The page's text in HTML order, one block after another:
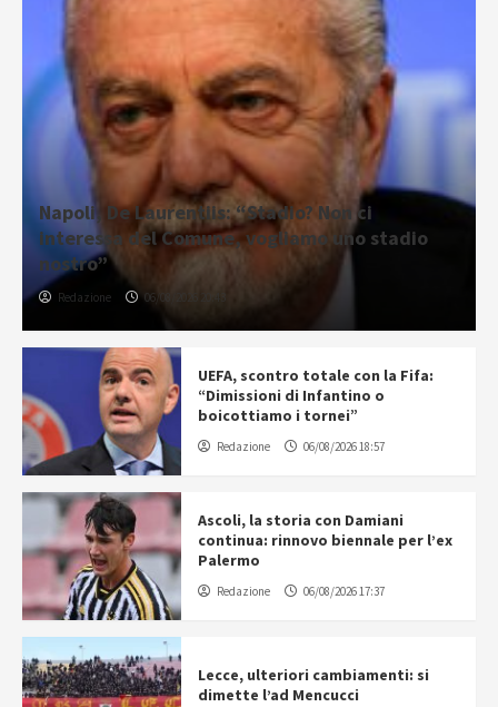
Napoli, De Laurentiis: “Stadio? Non ci
interessa del Comune, vogliamo uno stadio
nostro”
Redazione 06/08/2026 20:43
UEFA, scontro totale con la Fifa:
“Dimissioni di Infantino o
boicottiamo i tornei”
Redazione 06/08/2026 18:57
Ascoli, la storia con Damiani
continua: rinnovo biennale per l’ex
Palermo
Redazione 06/08/2026 17:37
Lecce, ulteriori cambiamenti: si
dimette l’ad Mencucci